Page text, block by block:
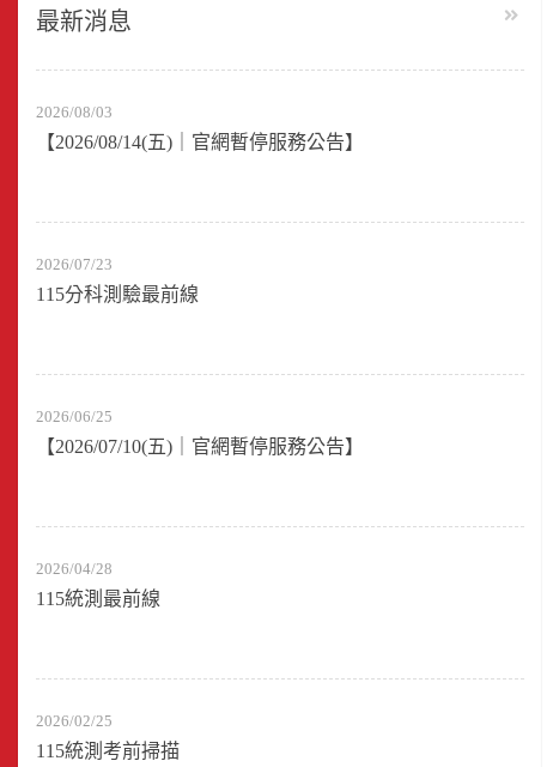
最新消息
2026/08/03
【2026/08/14(五)｜官網暫停服務公告】
2026/07/23
115分科測驗最前線
2026/06/25
【2026/07/10(五)｜官網暫停服務公告】
2026/04/28
115統測最前線
2026/02/25
115統測考前掃描